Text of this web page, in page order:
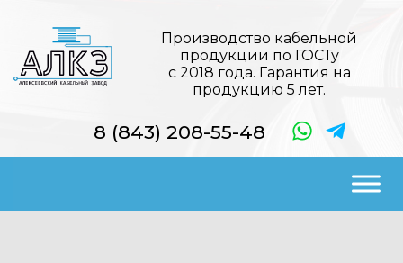
Производство кабельной
продукции по ГОСТу
с 2018 года. Гарантия на
продукцию 5 лет.
8 (843) 208-55-48